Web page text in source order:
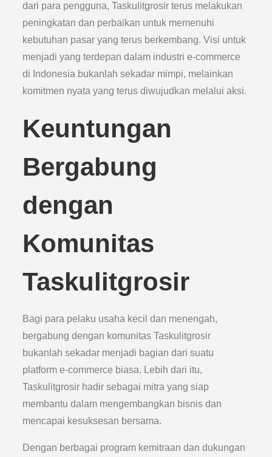
dari para pengguna, Taskulitgrosir terus melakukan
peningkatan dan perbaikan untuk memenuhi
kebutuhan pasar yang terus berkembang. Visi untuk
menjadi yang terdepan dalam industri e-commerce
di Indonesia bukanlah sekadar mimpi, melainkan
komitmen nyata yang terus diwujudkan melalui aksi.
Keuntungan
Bergabung
dengan
Komunitas
Taskulitgrosir
Bagi para pelaku usaha kecil dan menengah,
bergabung dengan komunitas Taskulitgrosir
bukanlah sekadar menjadi bagian dari suatu
platform e-commerce biasa. Lebih dari itu,
Taskulitgrosir hadir sebagai mitra yang siap
membantu dalam mengembangkan bisnis dan
mencapai kesuksesan bersama.
Dengan berbagai program kemitraan dan dukungan